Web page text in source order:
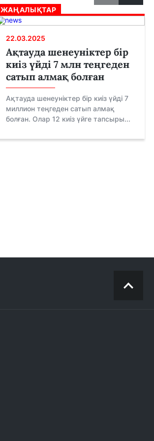
ЖАҢАЛЫҚТАР
22.03.2025
Ақтауда шенеуніктер бір
киіз үйді 7 млн теңгеден
сатып алмақ болған
Ақтауда шенеуніктер бір киіз үйді 7
миллион теңгеден сатып алмақ
болған. Олар 12 киіз үйге тапсыры...